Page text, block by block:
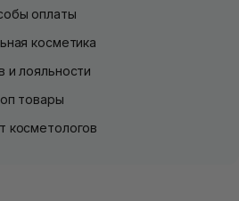
оплаты
косметика
и лояльности
товары
косметологов